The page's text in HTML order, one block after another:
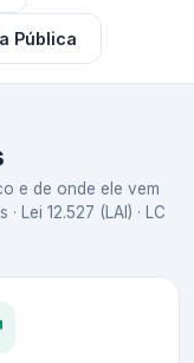
Pública
e de onde ele vem
Lei 12.527 (LAI) · LC